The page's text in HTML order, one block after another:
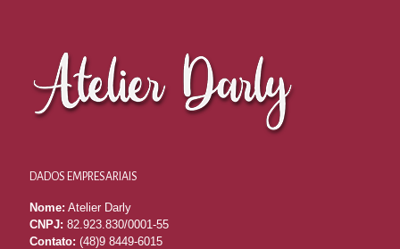
DADOS EMPRESARIAIS
Nome: Atelier Darly
CNPJ: 82.923.830/0001-55
Contato: (48)9 8449-6015